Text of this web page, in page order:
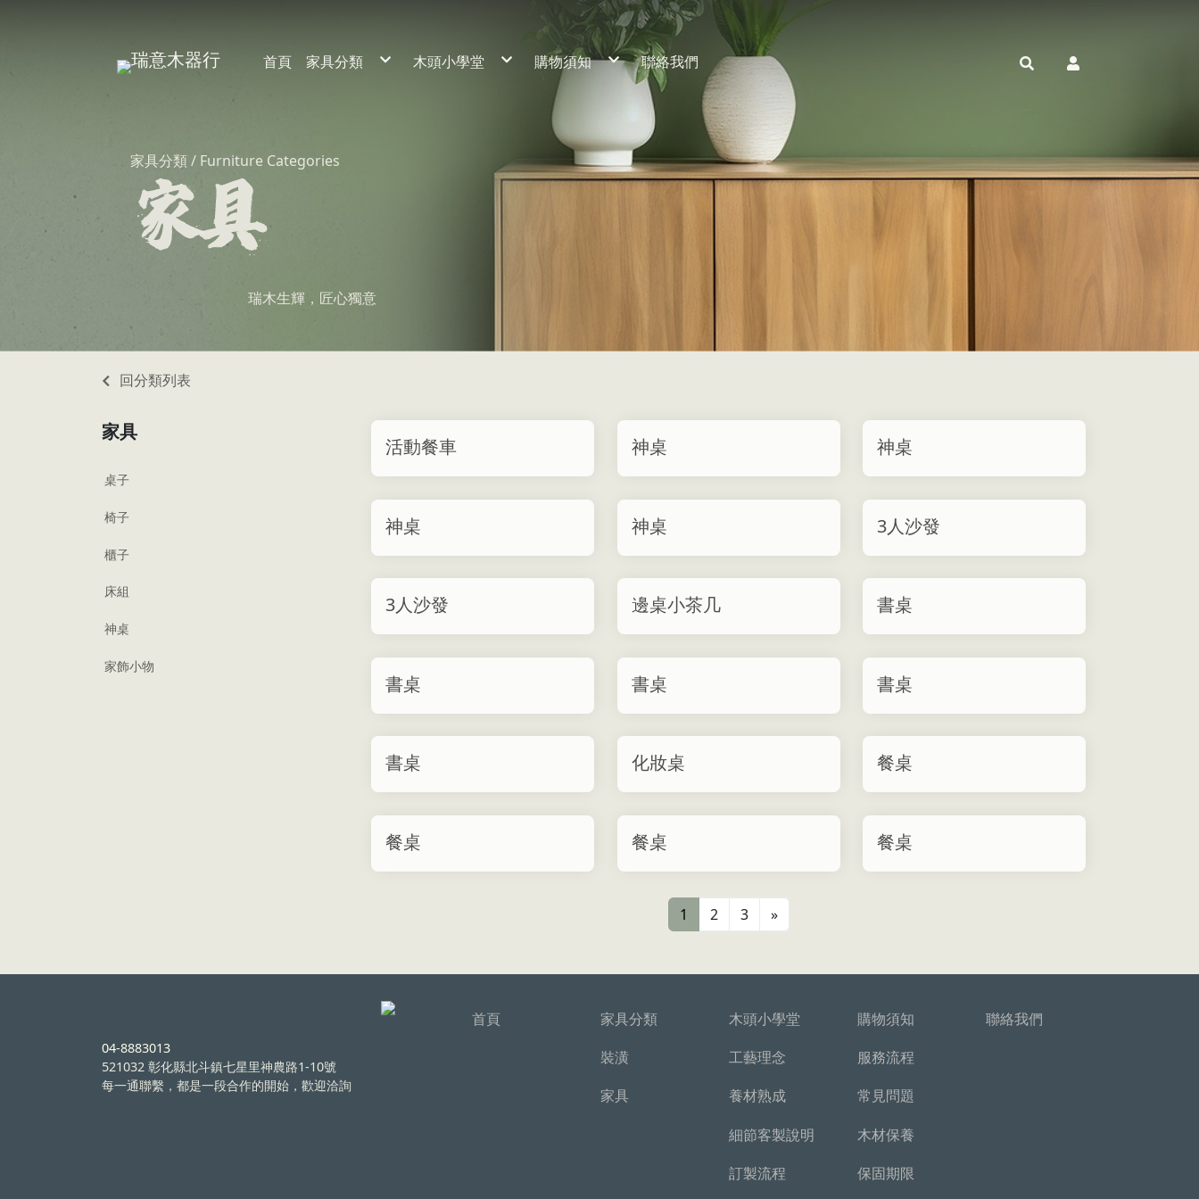
首頁 家具分類 木頭小學堂 購物須知 聯絡我們
家具分類 / Furniture Categories
瑞木生輝，匠心獨意
回分類列表
活動餐車 神桌 神桌
神桌 神桌 3人沙發
3人沙發 邊桌小茶几 書桌
書桌 書桌 書桌
書桌 化妝桌 餐桌
餐桌 餐桌 餐桌
1 2 3 »
家具
桌子
椅子
櫃子
床組
神桌
家飾小物
04-8883013
521032 彰化縣北斗鎮七星里神農路1-10號
每一通聯繫，都是一段合作的開始，歡迎洽詢
首頁
家具分類
裝潢
家具
木頭小學堂
工藝理念
養材熟成
細節客製說明
訂製流程
購物須知
服務流程
常見問題
木材保養
保固期限
聯絡我們